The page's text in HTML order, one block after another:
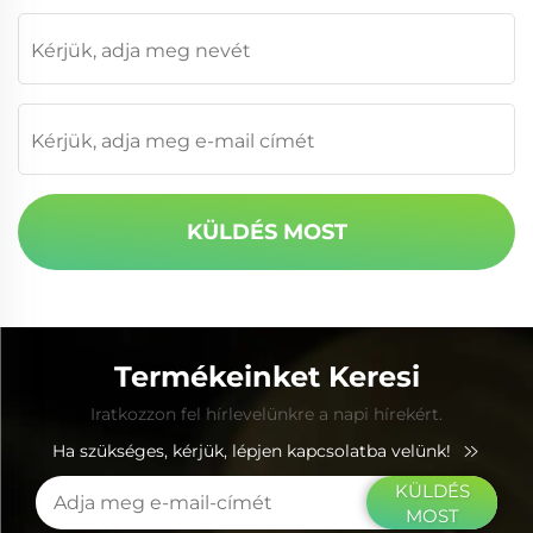
KÜLDÉS MOST
Termékeinket Keresi
Iratkozzon fel hírlevelünkre a napi hírekért.
Ha szükséges, kérjük, lépjen kapcsolatba velünk!
KÜLDÉS
MOST